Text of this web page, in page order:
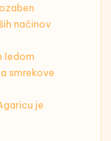
načinov
ledom
smrekove
je